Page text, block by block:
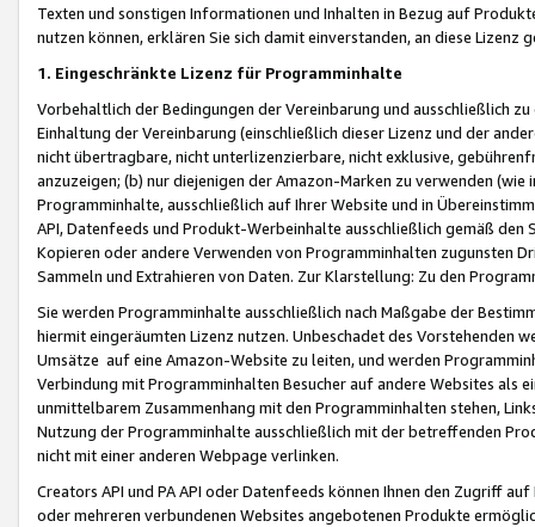
Texten und sonstigen Informationen und Inhalten in Bezug auf
nutzen können, erklären Sie sich damit einverstanden, an diese Lizenz
1. Eingeschränkte Lizenz für Programminhalte
Vorbehaltlich der Bedingungen der Vereinbarung und ausschließlich
Einhaltung der Vereinbarung (einschließlich dieser Lizenz und der
nicht übertragbare, nicht unterlizenzierbare, nicht exklusive,
anzuzeigen; (b) nur diejenigen der Amazon-Marken zu verwenden
Programminhalte, ausschließlich auf Ihrer Website und in
API, Datenfeeds und Produkt-Werbeinhalte ausschließlich gemäß
Kopieren oder andere Verwenden von Programminhalten zugunsten
Sammeln und Extrahieren von Daten. Zur Klarstellung: Zu den
Sie werden Programminhalte ausschließlich nach Maßgabe der
hiermit eingeräumten Lizenz nutzen. Unbeschadet des Vorstehenden
Umsätze auf eine Amazon-Website zu leiten, und werden
Verbindung mit Programminhalten Besucher auf andere Websites als
unmittelbarem Zusammenhang mit den Programminhalten stehen,
Nutzung der Programminhalte ausschließlich mit der betreffenden
nicht mit einer anderen Webpage verlinken.
Creators API und PA API oder Datenfeeds können Ihnen den Zugriff
oder mehreren verbundenen Websites angebotenen Produkte